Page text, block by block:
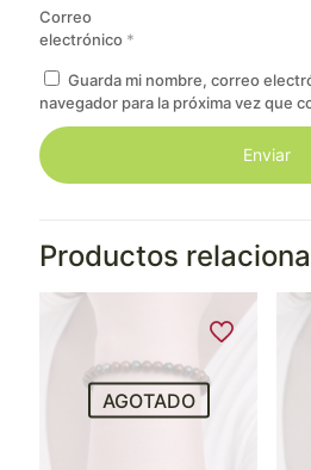
Correo
electrónico *
Guarda mi nombre, correo
navegador para la próxima vez que
Productos
AGOTADO